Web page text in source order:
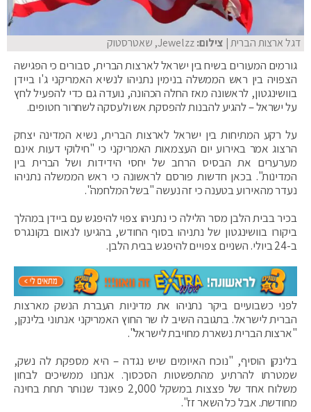
דגל ארצות הברית| צילום:Jewelzz, שאטרסטוק
גורמים המעורים בשיח בין ישראל לארצות הברית, סבורים כי הפגישה
הצפויה בין ראש הממשלה בנימין נתניהו לנשיא האמריקני ג'ו ביידן
בוושינגטון, לראשונה מאז החלה הכהונה, נועדה גם כדי להפעיל לחץ
על ישראל – להגיע להבנות להפסקת אש ולעסקה לשחרור חטופים.
על רקע המתיחות בין ישראל לארצות הברית, נשיא המדינה יצחק
הרצוג אמר באירוע יום העצמאות האמריקני כי "חילוקי דעות אינם
מערערים את הבסיס הרחב של יחסי הידידות ושל הברית בין
המדינות". בכאן חדשות פורסם לראשונה כי ראש הממשלה נתניהו
נעדר מהאירוע בטענה כי זה נעשה "בשל המלחמה".
בכיר בבית הלבן מסר הלילה כי נתניהו צפוי להיפגש עם ביידן במהלך
ביקורו בוושינגטון של נתניהו בסוף החודש, בהגיעו לנאום בקונגרס
ב-24 ביולי. השניים צפויים להיפגש בבית הלבן.
לפני כשבועיים ביקר נתניהו את מדיניות העברת הנשק מארצות
הברית לישראל. בתגובה השיב לו שר החוץ האמריקני אנתוני בלינקן,
"ארצות הברית נשארת מחויבת לישראל".
בלינקן הוסיף, "נוכח האיומים שיש נגדה – היא מספקת לה נשק,
שמטרתו להרתיע מהתפשטות הסכסוך. אנחנו ממשיכים לבחון
משלוח אחד של פצצות במשקל 2,000 פאונד שנותר תחת בחינה
מחודשת. אבל כל השאר זז".